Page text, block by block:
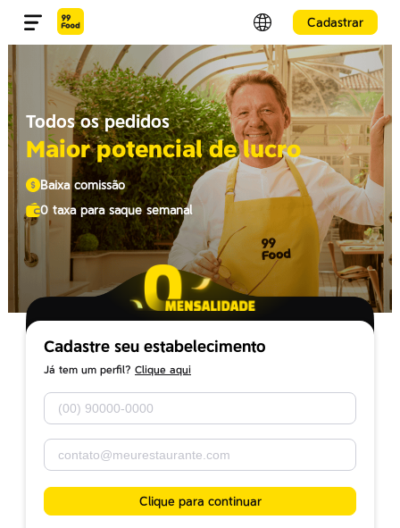
Cadastrar
Todos os pedidos
Maior potencial de lucro
Baixa comissão
0 taxa para saque semanal
Cadastre seu estabelecimento
Já tem um perfil? Clique aqui
Clique para continuar